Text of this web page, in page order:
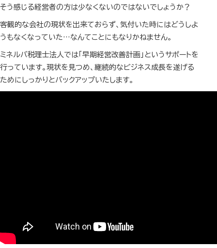
そう感じる経営者の方は少なくないのではないでしょうか？
客観的な会社の現状を出来ておらず、気付いた時にはどうしよ
うもなくなっていた…なんてことにもなりかねません。
ミネルバ税理士法人では「早期経営改善計画」というサポートを
行っています。現状を見つめ、継続的なビジネス成長を遂げる
ためにしっかりとバックアップいたします。